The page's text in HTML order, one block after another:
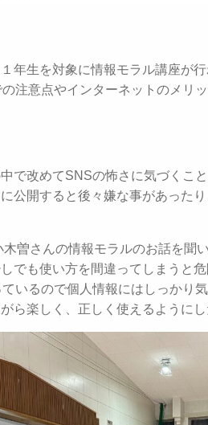
年生を対象に情報モラル講座が
注意点やインターネットのメリ
中で改めてSNSの怖さに気づくこ
公開すると後々嫌な事があった
曽さんの情報モラルのお話を聞
でも使い方を間違ってしまうと
いるので個人情報にはしっかり
ら楽しく、正しく使えるようにし